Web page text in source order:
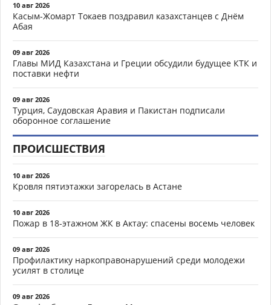
10 авг 2026
Касым-Жомарт Токаев поздравил казахстанцев с Днём
Абая
09 авг 2026
Главы МИД Казахстана и Греции обсудили будущее КТК и
поставки нефти
09 авг 2026
Турция, Саудовская Аравия и Пакистан подписали
оборонное соглашение
ПРОИСШЕСТВИЯ
10 авг 2026
Кровля пятиэтажки загорелась в Астане
10 авг 2026
Пожар в 18-этажном ЖК в Актау: спасены восемь человек
09 авг 2026
Профилактику наркоправонарушений среди молодежи
усилят в столице
09 авг 2026